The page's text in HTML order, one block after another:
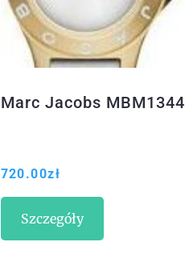
Marc Jacobs MBM1344
720.00zł
Szczegóły